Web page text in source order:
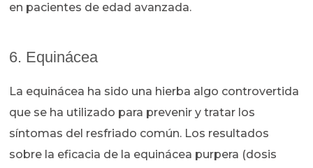
en pacientes de edad avanzada.
6. Equinácea
La equinácea ha sido una hierba algo controvertida
que se ha utilizado para prevenir y tratar los
síntomas del resfriado común. Los resultados
sobre la eficacia de la equinácea purpera (dosis